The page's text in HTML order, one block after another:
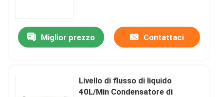
Miglior prezzo Contattaci
Livello di flusso di liquido
40L/Min Condensatore di